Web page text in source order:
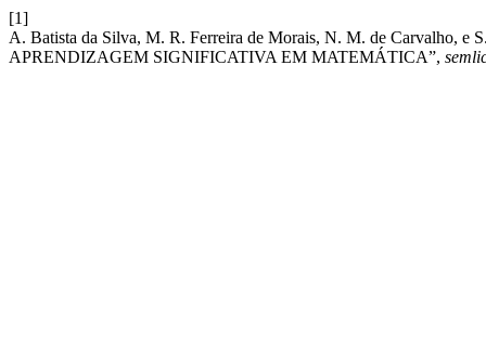
[1]
A. Batista da Silva, M. R. Ferreira de Morais, N. M. de Carvalho,
APRENDIZAGEM SIGNIFICATIVA EM MATEMÁTICA”,